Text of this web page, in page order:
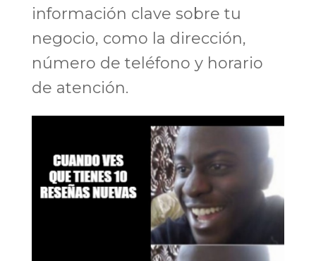
información clave sobre tu
negocio, como la dirección,
número de teléfono y horario
de atención.